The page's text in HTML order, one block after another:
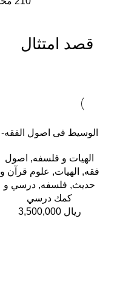
قصد امتثال
افزودن به سبد خرید
الوسیط فی اصول الفقه-
الهیات و فلسفه, اصول
فقه, الهيات, علوم قرآن و
حدیث, فلسفه, درسي و
كمك درسي
ریال